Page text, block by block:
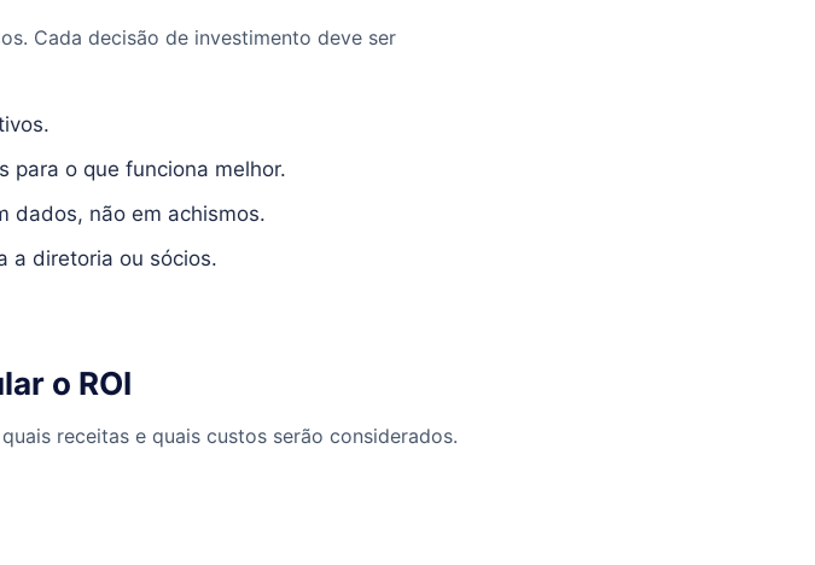
Cada decisão de investimento deve ser
para o que funciona melhor.
dados, não em achismos.
a diretoria ou sócios.
o ROI
receitas e quais custos serão considerados.